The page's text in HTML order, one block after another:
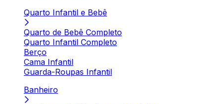
Quarto Infantil e Bebê
Quarto de Bebê Completo
Quarto Infantil Completo
Berço
Cama Infantil
Guarda-Roupas Infantil
Banheiro